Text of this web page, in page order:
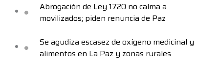
Abrogación de Ley 1720 no calma a
movilizados; piden renuncia de Paz
Se agudiza escasez de oxígeno medicinal y
alimentos en La Paz y zonas rurales